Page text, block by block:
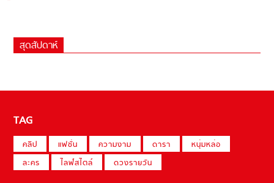
สุดสัปดาห์
TAG
คลิป แฟชั่น ความงาม ดารา
หนุ่มหล่อ
ละคร
ไลฟ์สไตล์ ดวงรายวัน